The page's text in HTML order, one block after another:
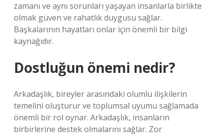
zamanı ve aynı sorunları yaşayan insanlarla birlikte
olmak güven ve rahatlık duygusu sağlar.
Başkalarının hayatları onlar için önemli bir bilgi
kaynağıdır.
Dostluğun önemi nedir?
Arkadaşlık, bireyler arasındaki olumlu ilişkilerin
temelini oluşturur ve toplumsal uyumu sağlamada
önemli bir rol oynar. Arkadaşlık, insanların
birbirlerine destek olmalarını sağlar. Zor